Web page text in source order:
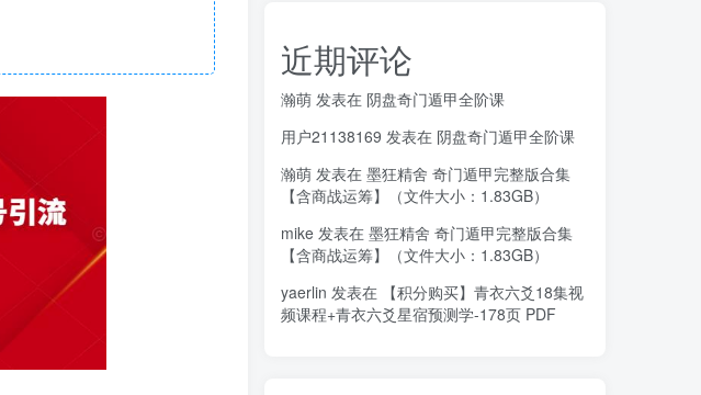
近期评论
瀚萌 发表在 阴盘奇门遁甲全阶课
用户21138169 发表在 阴盘奇门遁甲全阶课
瀚萌 发表在 墨狂精舍 奇门遁甲完整版合集
【含商战运筹】（文件大小：1.83GB）
mike 发表在 墨狂精舍 奇门遁甲完整版合集
【含商战运筹】（文件大小：1.83GB）
yaerlin 发表在 【积分购买】青衣六爻18集视
频课程+青衣六爻星宿预测学-178页 PDF